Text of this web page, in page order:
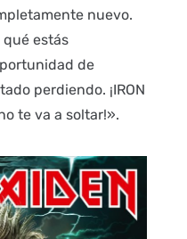
nuevo.
qué estás
de
perdiendo. ¡IRON
te va a soltar!».